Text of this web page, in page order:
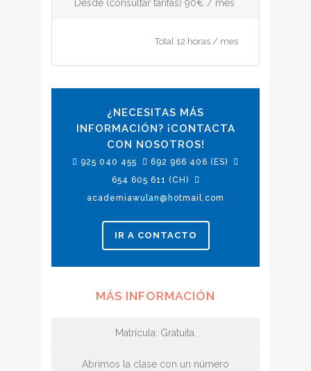
Desde (consultar tarifas) 90€ / mes
Total 12 horas / mes
¿NECESITAS MÁS
INFORMACIÓN? ¡CONTACTA
CON NOSOTROS!
925 040 455
692 966 406 (ES)
654 605 611 (CH)
academiawulan@hotmail.com
IR A CONTACTO
MÁS INFORMACIÓN
Matrícula: Gratuita.
Abrimos la clase con un número